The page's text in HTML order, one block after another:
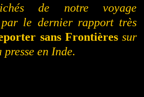
de notre voyage
par le dernier rapport très
sans Frontièressur
en Inde.